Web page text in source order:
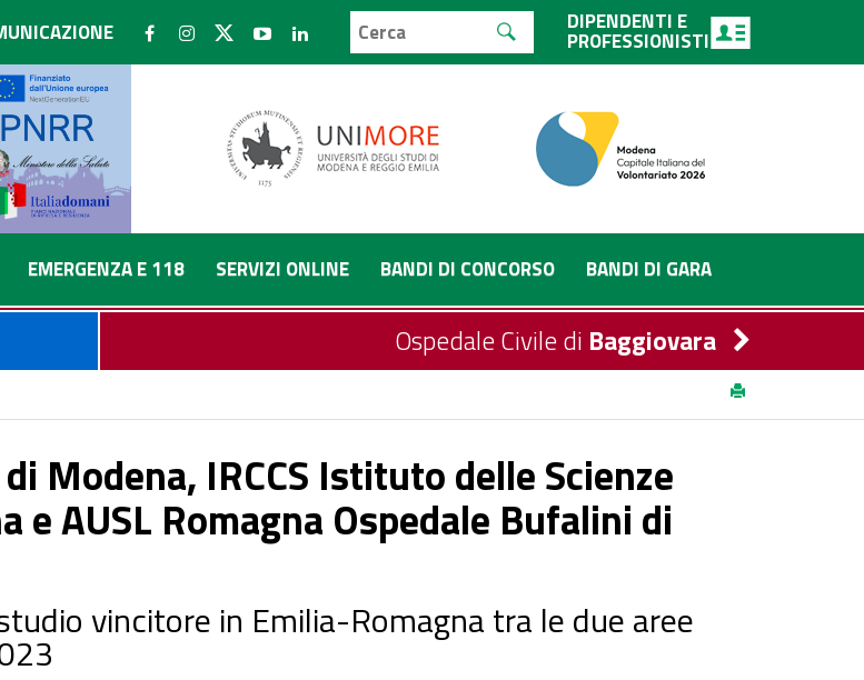
DIPENDENTI E
PROFESSIONISTI
EMERGENZA E 118 SERVIZI ONLINE BANDI DI CONCORSO BANDI DI GARA
Ospedale Civile di Baggiovara
Modena, IRCCS Istituto delle Scienze
e AUSL Romagna Ospedale Bufalini di
vincitore in Emilia-Romagna tra le due aree